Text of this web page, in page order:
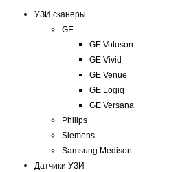
УЗИ сканеры
GE
GE Voluson
GE Vivid
GE Venue
GE Logiq
GE Versana
Philips
Siemens
Samsung Medison
Датчики УЗИ